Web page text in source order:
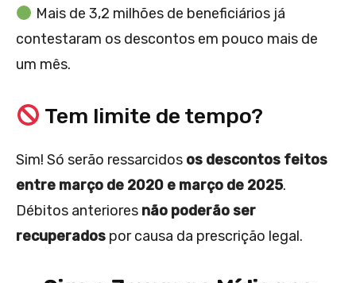
Mais de 3,2 milhões de beneficiários já
contestaram os descontos em pouco mais de
um mês.
Tem limite de tempo?
Sim! Só serão ressarcidos os descontos feitos
entre março de 2020 e março de 2025.
Débitos anteriores não poderão ser
recuperados por causa da prescrição legal.